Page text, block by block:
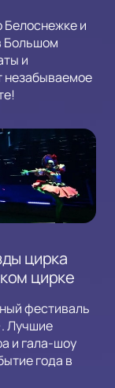
Белоснежке и
Большом
и
незабываемое
цирка
цирке
фестиваль
Лучшие
и гала-шоу
года в